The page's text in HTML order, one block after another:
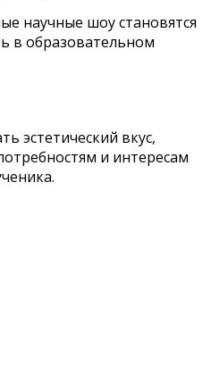
научные шоу становятся
в образовательном
эстетический вкус,
и интересам